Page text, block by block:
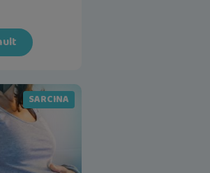
SARCINA